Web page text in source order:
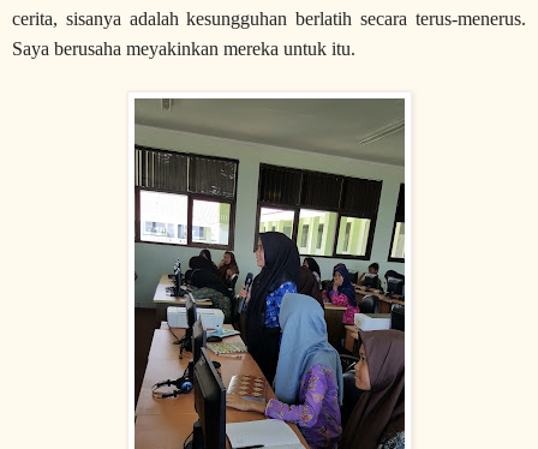
cerita, sisanya adalah kesungguhan berlatih secara terus-menerus.
Saya berusaha meyakinkan mereka untuk itu.